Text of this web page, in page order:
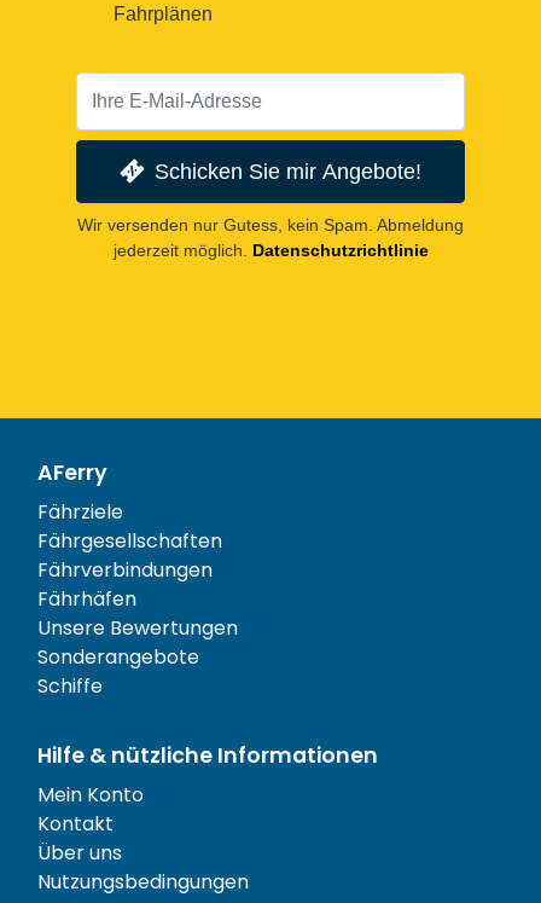
Fahrplänen
Schicken Sie mir Angebote!
Wir versenden nur Gutess, kein Spam. Abmeldung
jederzeit möglich.
Datenschutzrichtlinie
AFerry
Fährziele
Fährgesellschaften
Fährverbindungen
Fährhäfen
Unsere Bewertungen
Sonderangebote
Schiffe
Hilfe & nützliche Informationen
Mein Konto
Kontakt
Über uns
Nutzungsbedingungen